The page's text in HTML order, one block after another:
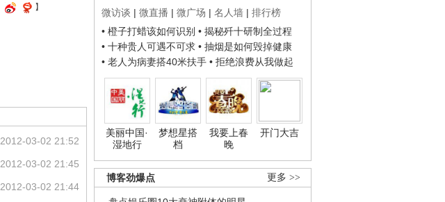
微访谈 | 微直播 | 微广场 | 名人墙 | 排行榜
• 橙子打蜡该如何识别 • 揭秘歼十研制全过程
• 十种贵人可遇不可求 • 抽烟是如何毁掉健康
• 老人为病妻搭40米扶手 • 拒绝浪费从我做起
美丽中国·
湿地行
梦想星搭
档
我要上春
晚
开门大吉
更多 >>
博客劲爆点
】
2012-03-02 21:52
2012-03-02 21:45
2012-03-02 21:44